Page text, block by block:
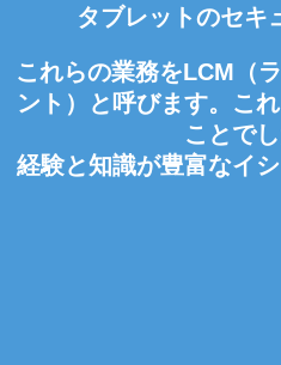
タブレットのセキ
これらの業務をLCM（
ント）と呼びます。こ
ことでし
経験と知識が豊富なイ